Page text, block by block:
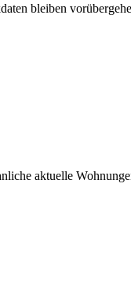
bleiben
aktuelle